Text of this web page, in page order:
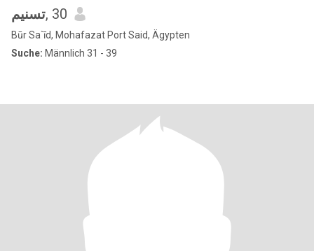
تسنيم, 30
Būr Sa`īd, Mohafazat Port Said, Ägypten
Suche: Männlich 31 - 39